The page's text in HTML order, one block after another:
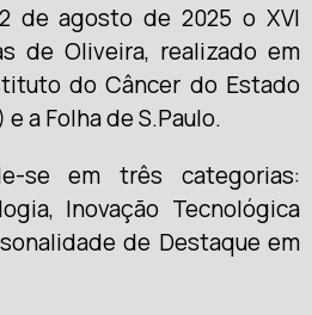
de agosto de 2025 o XVI
de Oliveira, realizado em
do Câncer do Estado
e a Folha de S.Paulo.
se em três categorias:
Inovação Tecnológica
de Destaque em